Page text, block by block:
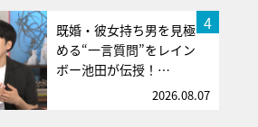
4
既婚・彼女持ち男を見極
める“一言質問”をレイン
ボー池田が伝授！…
2026.08.07